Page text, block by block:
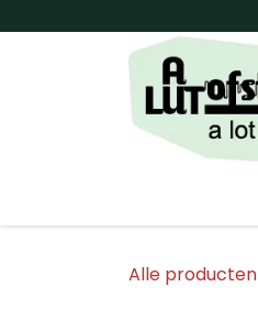
Alle producten